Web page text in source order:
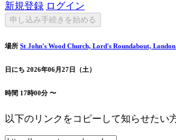
新規登録 ログイン
申し込み手続きを始める
場所 St John's Wood Church, Lord's Roundabout,
日にち 2026年06月27日（土）
時間 17時00分 〜
以下のリンクをコピーして知らせたい